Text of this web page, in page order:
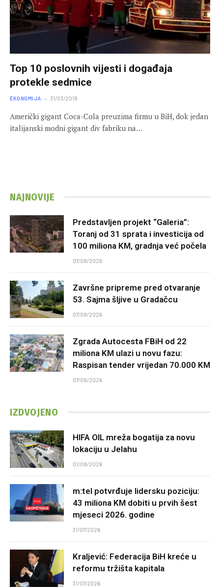
Top 10 poslovnih vijesti i događaja
protekle sedmice
EKONOMIJA 31/03/2018
Američki gigant Coca-Cola preuzima firmu u BiH, dok jedan
italijanski modni gigant div fabriku na…
NAJNOVIJE
Predstavljen projekt “Galeria”:
Toranj od 31 sprata i investicija od
100 miliona KM, gradnja već počela
07/08/2026
Završne pripreme pred otvaranje
53. Sajma šljive u Gradačcu
07/08/2026
Zgrada Autocesta FBiH od 22
miliona KM ulazi u novu fazu:
Raspisan tender vrijedan 70.000 KM
07/08/2026
IZDVOJENO
HIFA OIL mreža bogatija za novu
lokaciju u Jelahu
01/08/2026
m:tel potvrđuje lidersku poziciju:
43 miliona KM dobiti u prvih šest
mjeseci 2026. godine
31/07/2026
Kraljević: Federacija BiH kreće u
reformu tržišta kapitala
31/07/2026